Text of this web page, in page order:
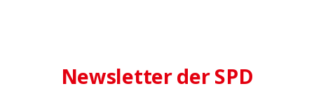
Newsletter der SPD